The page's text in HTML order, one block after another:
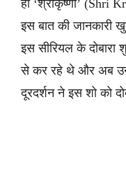
ही ‘श्रीकृष्णा’ (Shri
इस बात की जानकारी
इस सीरियल के
से कर रहे थे और अब
दूरदर्शन ने इस शो को